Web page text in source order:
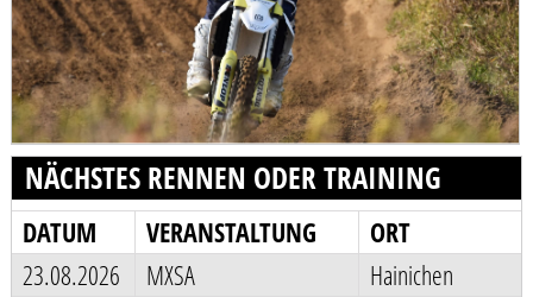
NÄCHSTES RENNEN ODER TRAINING
DATUM VERANSTALTUNG
ORT
23.08.2026
MXSA
Hainichen